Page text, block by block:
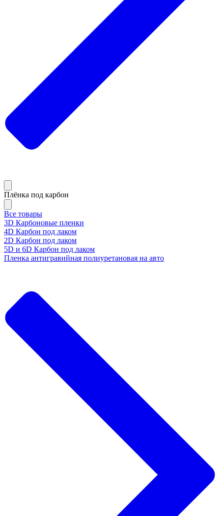
Плёнка под карбон
Все товары
3D Карбоновые пленки
4D Карбон под лаком
2D Карбон под лаком
5D и 6D Карбон под лаком
Пленка антигравийная полиуретановая на авто